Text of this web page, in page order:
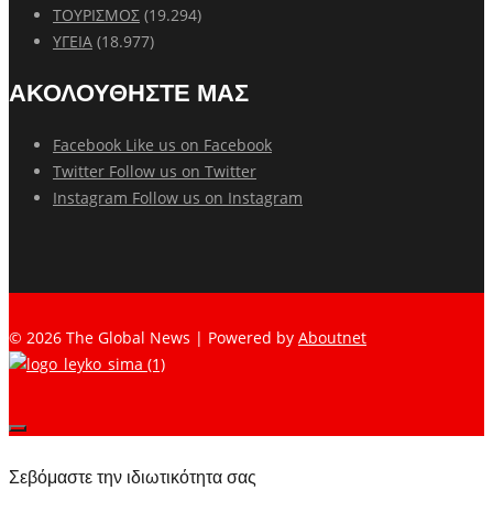
ΤΟΥΡΙΣΜΟΣ (19.294)
ΥΓΕΙΑ (18.977)
ΑΚΟΛΟΥΘΗΣΤΕ ΜΑΣ
Facebook Like us on Facebook
Twitter Follow us on Twitter
Instagram Follow us on Instagram
© 2026 The Global News | Powered by Aboutnet
Σεβόμαστε την ιδιωτικότητα σας